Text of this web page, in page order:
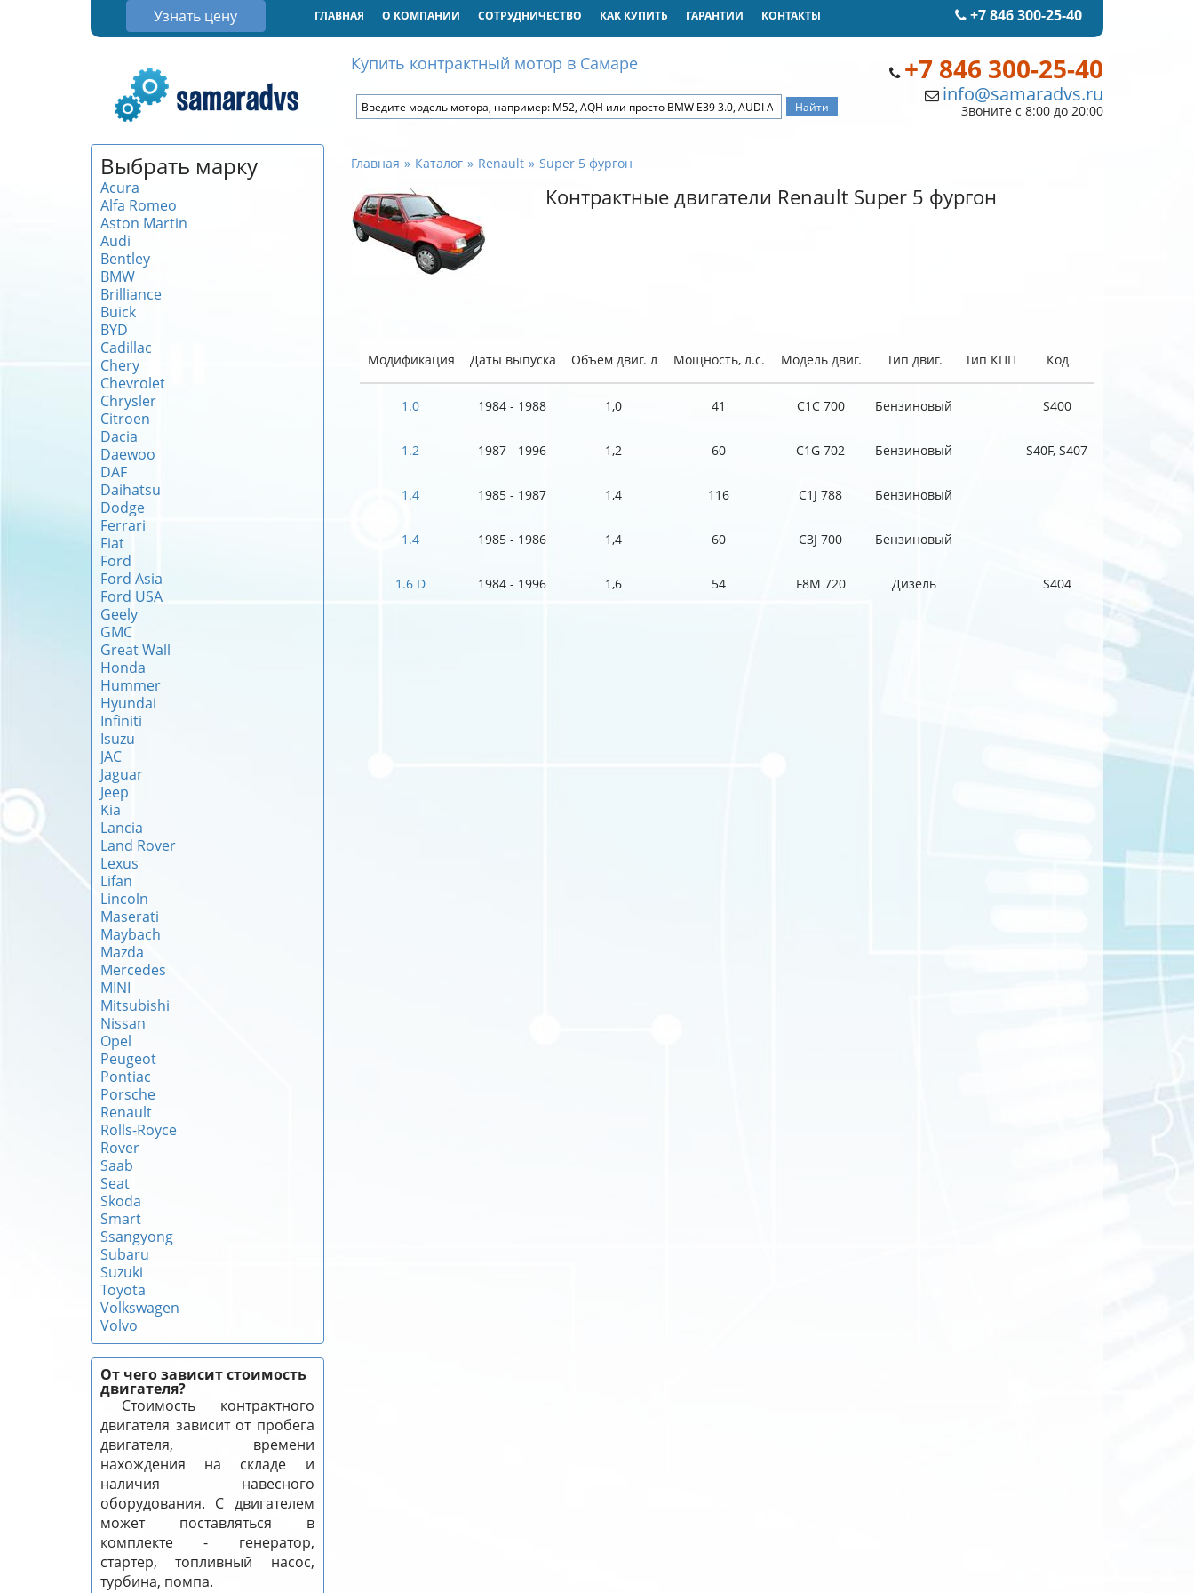
Узнать цену +7 846 300-25-40
ГЛАВНАЯ О КОМПАНИИ СОТРУДНИЧЕСТВО КАК КУПИТЬ ГАРАНТИИ КОНТАКТЫ
+7 846 300-25-40
info@samaradvs.ru
Звоните с 8:00 до 20:00
Купить контрактный мотор в Самаре
Выбрать марку
Acura
Alfa Romeo
Aston Martin
Audi
Bentley
BMW
Brilliance
Buick
BYD
Cadillac
Chery
Chevrolet
Chrysler
Citroen
Dacia
Daewoo
DAF
Daihatsu
Dodge
Ferrari
Fiat
Ford
Ford Asia
Ford USA
Geely
GMC
Great Wall
Honda
Hummer
Hyundai
Infiniti
Isuzu
JAC
Jaguar
Jeep
Kia
Lancia
Land Rover
Lexus
Lifan
Lincoln
Maserati
Maybach
Mazda
Mercedes
MINI
Mitsubishi
Nissan
Opel
Peugeot
Pontiac
Porsche
Renault
Rolls-Royce
Rover
Saab
Seat
Skoda
Smart
Ssangyong
Subaru
Suzuki
Toyota
Volkswagen
Volvo
От чего зависит стоимость
двигателя?
Стоимость контрактного
двигателя зависит от пробега
двигателя, времени
нахождения на складе и
наличия навесного
оборудования. С двигателем
может поставляться в
комплекте - генератор,
стартер, топливный насос,
турбина, помпа.
Главная Каталог Renault Super 5 фургон
Контрактные двигатели Renault Super 5 фургон
Модификация Даты выпуска Объем двиг. л Мощность, л.с. Модель двиг. Тип двиг. Тип КПП Код
1.0 1984 - 1988 1,0 41 C1C 700 Бензиновый S400
1.2 1987 - 1996 1,2 60 C1G 702 Бензиновый S40F, S407
1.4 1985 - 1987 1,4 116 C1J 788 Бензиновый
1.4 1985 - 1986 1,4 60 C3J 700 Бензиновый
1.6 D 1984 - 1996 1,6 54 F8M 720 Дизель S404